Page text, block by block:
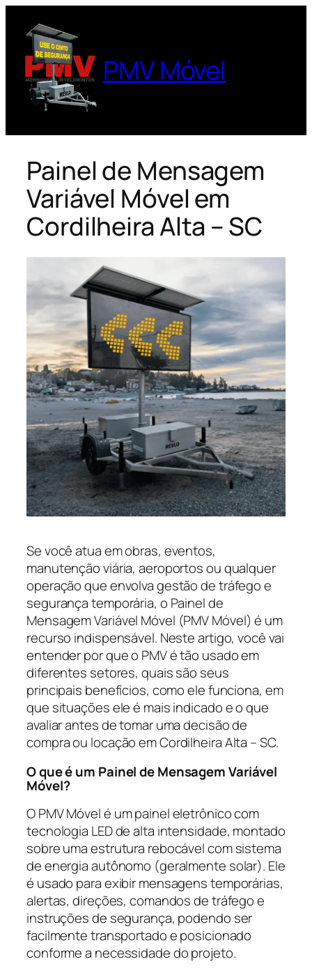
para
conteúdo
PMV Móvel
Painel de Mensagem
Variável Móvel em
Cordilheira Alta – SC
Se você atua em obras, eventos,
manutenção viária, aeroportos ou qualquer
operação que envolva gestão de tráfego e
segurança temporária, o Painel de
Mensagem Variável Móvel (PMV Móvel) é um
recurso indispensável. Neste artigo, você vai
entender por que o PMV é tão usado em
diferentes setores, quais são seus
principais benefícios, como ele funciona, em
que situações ele é mais indicado e o que
avaliar antes de tomar uma decisão de
compra ou locação em Cordilheira Alta – SC.
O que é um Painel de Mensagem Variável
Móvel?
O PMV Móvel é um painel eletrônico com
tecnologia LED de alta intensidade, montado
sobre uma estrutura rebocável com sistema
de energia autônomo (geralmente solar). Ele
é usado para exibir mensagens temporárias,
alertas, direções, comandos de tráfego e
instruções de segurança, podendo ser
facilmente transportado e posicionado
conforme a necessidade do projeto.